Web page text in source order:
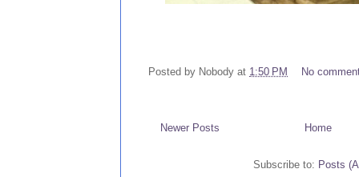
Posted by Nobody at 1:50 PM No
Newer Posts Home
Subscribe to: Posts